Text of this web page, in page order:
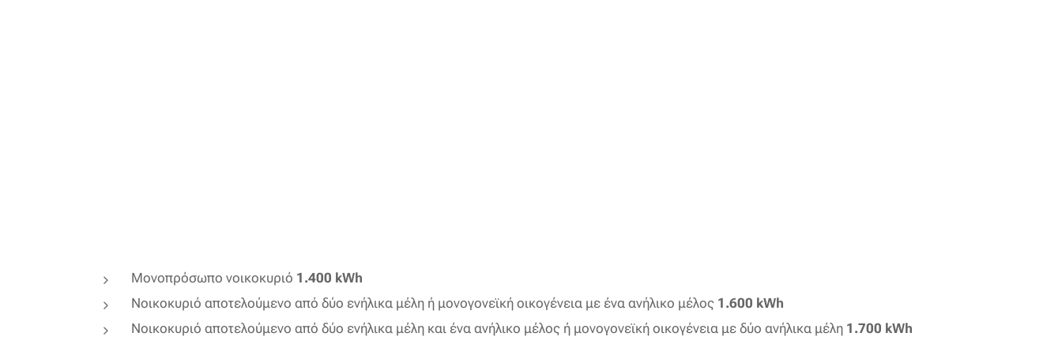
Μονοπρόσωπο νοικοκυριό 1.400 kWh
Νοικοκυριό αποτελούμενο από δύο ενήλικα μέλη ή μονογονεϊκή οικογένεια με ένα ανήλικο μέλος 1.600 kWh
Νοικοκυριό αποτελούμενο από δύο ενήλικα μέλη και ένα ανήλικο μέλος ή μονογονεϊκή οικογένεια με δύο ανήλικα μέλη 1.700 kWh